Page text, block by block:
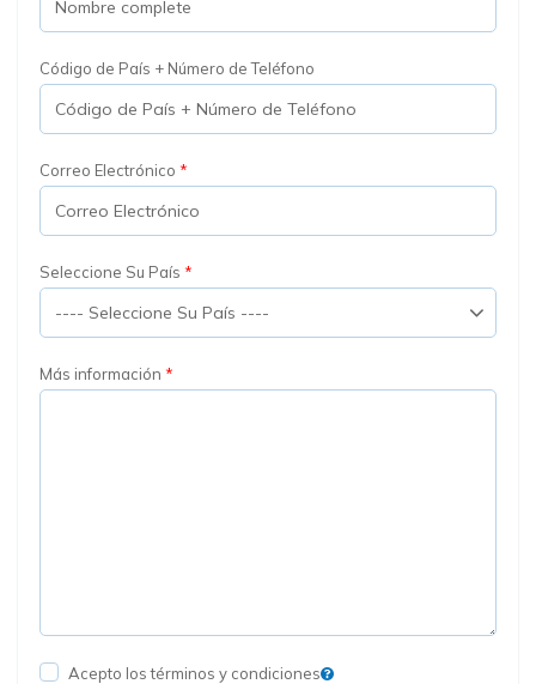
Código de País + Número de Teléfono
Correo Electrónico
Seleccione Su País
Más información
Acepto los términos y condiciones